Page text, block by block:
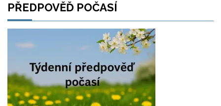
PŘEDPOVĚĎ POČASÍ